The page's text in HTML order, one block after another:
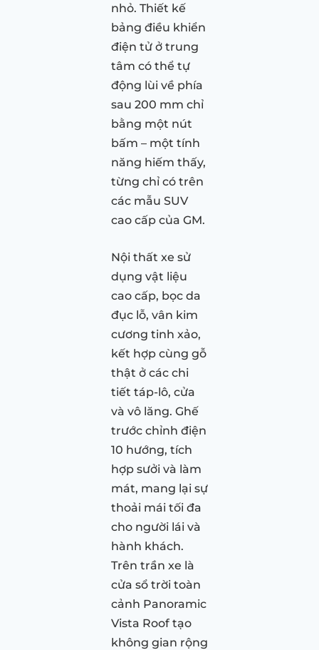
nhỏ. Thiết kế
bảng điều khiển
điện tử ở trung
tâm có thể tự
động lùi về phía
sau 200 mm chỉ
bằng một nút
bấm – một tính
năng hiếm thấy,
từng chỉ có trên
các mẫu SUV
cao cấp của GM.
Nội thất xe sử
dụng vật liệu
cao cấp, bọc da
đục lỗ, vân kim
cương tinh xảo,
kết hợp cùng gỗ
thật ở các chi
tiết táp-lô, cửa
và vô lăng. Ghế
trước chỉnh điện
10 hướng, tích
hợp sưởi và làm
mát, mang lại sự
thoải mái tối đa
cho người lái và
hành khách.
Trên trần xe là
cửa sổ trời toàn
cảnh Panoramic
Vista Roof tạo
không gian rộng